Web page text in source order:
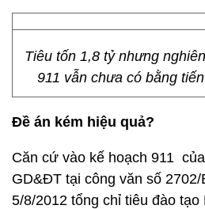
Tiêu tốn 1,8 tỷ nhưng
911 vẫn chưa có bằng
Đề án kém hiệu quả?
Căn cứ vào kế hoạch 911
GD&ĐT tại công văn số
5/8/2012 tổng chỉ tiêu đào